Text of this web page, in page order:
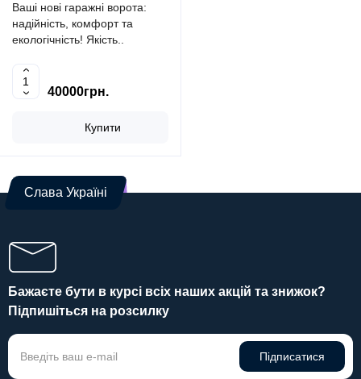
Ваші нові гаражні ворота:
надійність, комфорт та
екологічність! Якість..
40000грн.
Купити
Слава Україні
Бажаєте бути в курсі всіх наших акцій та знижок?
Підпишіться на розсилку
Підписатися